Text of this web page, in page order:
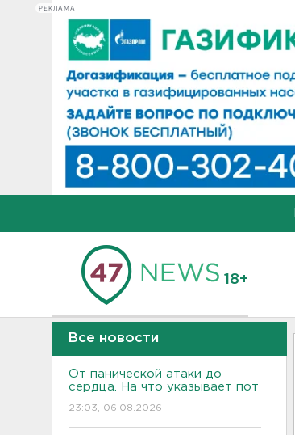
РЕКЛАМА
18+
Все новости
От панической атаки до
сердца. На что указывает пот
23:03, 06.08.2026